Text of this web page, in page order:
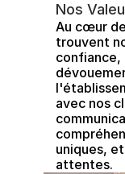
Nos
Au cœur
trouvent
avec nos
uniques,
attentes.